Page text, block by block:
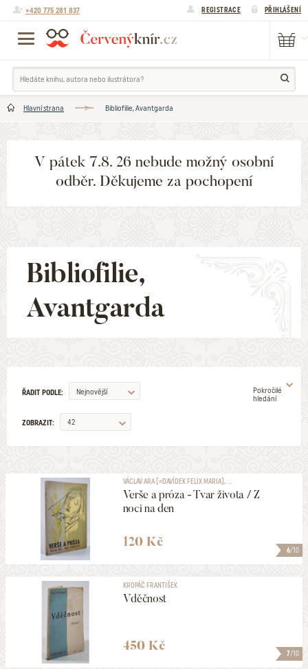
+420 775 281 837 REGISTRACE PŘIHLÁŠENÍ
Hlavní strana Bibliofilie, Avantgarda
V pátek 7.8. 26 nebude možný osobní
odběr. Děkujeme za pochopení
Bibliofilie,
Avantgarda
Pokročilé
hledání
ŘADIT PODLE: Nejnovější
ZOBRAZIT: 42
ILUSTRÁTOR
VYDAVATELSTVÍ
PODEPSANÉ
6/10
VÁCLAV ARA [=DAVÍDEK FELIX MARIA], ...
Verše a próza - Tvar života / Z
noci na den
120 Kč
7/10
KROPÁČ FRANTIŠEK
Vděčnost
450 Kč